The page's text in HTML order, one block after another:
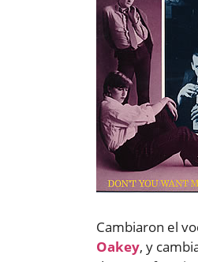
Cambiaron el
Oakey, y